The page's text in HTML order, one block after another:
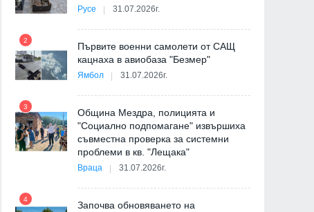
Русе 31.07.2026г.
2
Първите военни самолети от САЩ
кацнаха в авиобаза "Безмер"
Ямбол 31.07.2026г.
3
Община Мездра, полицията и
"Социално подпомагане" извършиха
съвместна проверка за системни
проблеми в кв. "Лещака"
Враца 31.07.2026г.
4
Започва обновяването на